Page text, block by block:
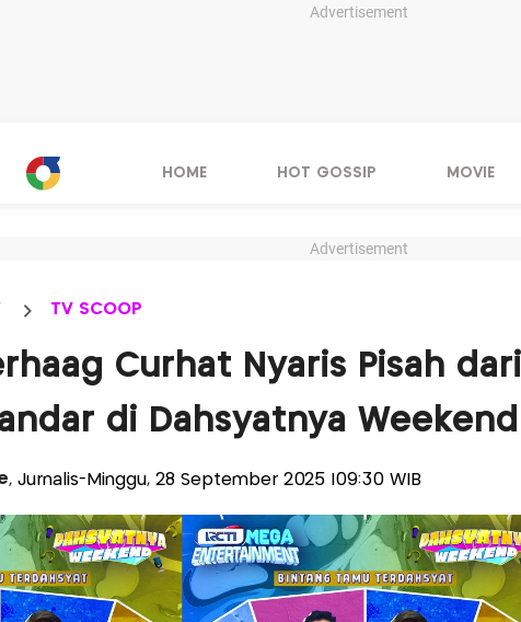
Advertisement
HOME HOT GOSSIP MOVIE
Advertisement
TV SCOOP
Curhat Nyaris Pisah dari
di Dahsyatnya Weekend
, Jurnalis-Minggu, 28 September 2025 |09:30 WIB